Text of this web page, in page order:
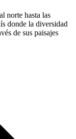
norte hasta las
donde la diversidad
de sus paisajes